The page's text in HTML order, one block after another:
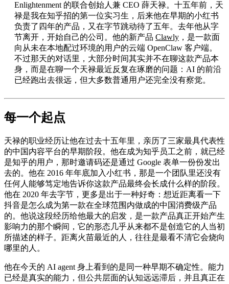
Enlightenment 的联合创始人兼 CEO 薛天禄。十五年前，天
禄是我在知乎招的第一位实习生，后来他在早期的小红书
负责了四年的产品，又在字节跳动待了五年。去年他从字
节离开，开始自己的公司。他的新产品 Clawly ，是一款面
向从未在本地配过环境的用户的云端 OpenClaw 客户端。
不过那天的对话里，大部分时间其实并不在聊这款产品本
身，而是在聊一个天禄最近反复在琢磨的问题：AI 的前沿
已经跑出去很远，但大多数普通用户还完全没有察觉。
每一个起点
天禄的职业经历让他在过去十五年里，亲历了三家最具代表性
的中国内容平台的早期阶段。他在成为知乎员工之前，就已经
是知乎的用户，那时邀请码还是通过 Google 表单一份份发出
去的。他在 2016 年年底加入小红书，那是一个团队里还没有
任何人能够笃定地告诉你这款产品最终会长成什么样的阶段。
他在 2020 年去字节，更多是出于一种好奇：想近距离看一下
抖音是怎么成为第一款在全球范围内做成的中国消费级产品
的。他说这段经历给他最大的启发，是一款产品真正开始产生
影响力的那个瞬间，它的形态几乎从来都不是创造它的人当初
所描述的样子。距离火苗最近的人，往往是最看不清它会烧向
哪里的人。
他在今天的 AI agent 身上看到的是同一种早期不确定性。能力
已经是真实的能力，但公共层面的认知远远滞后，并且真正在